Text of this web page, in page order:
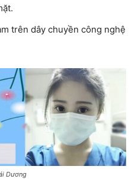
trên dây chuyền công nghệ
Dương